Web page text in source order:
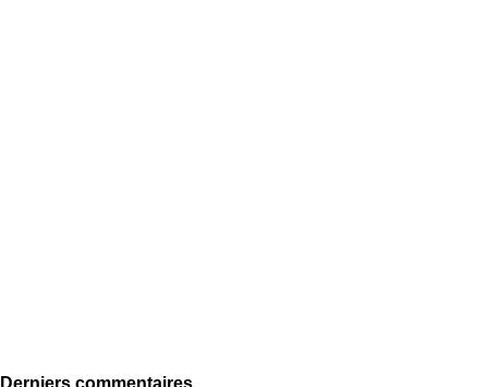
Derniers commentaires